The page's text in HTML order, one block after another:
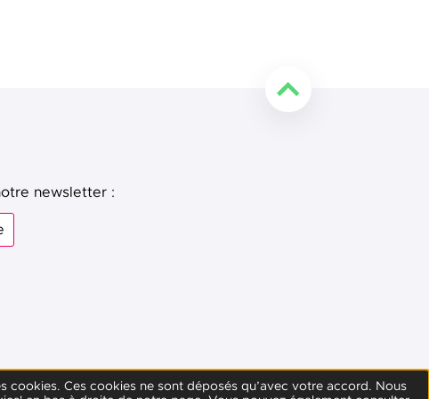
newsletter :
sur LinkedIn
cookies. Ces cookies ne sont déposés qu’avec votre accord. Nous